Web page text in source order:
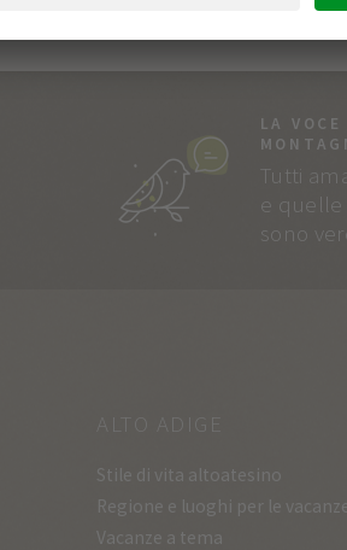
LA VOCE
Tutti
e quelle
sono
ALTO ADIGE
Stile di vita altoatesino
Regione e luoghi per le
Vacanze a tema